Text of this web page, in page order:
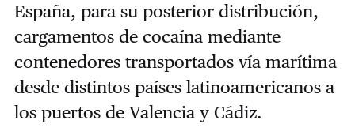
España, para su posterior distribución,
cargamentos de cocaína mediante
contenedores transportados vía marítima
desde distintos países latinoamericanos a
los puertos de Valencia y Cádiz.